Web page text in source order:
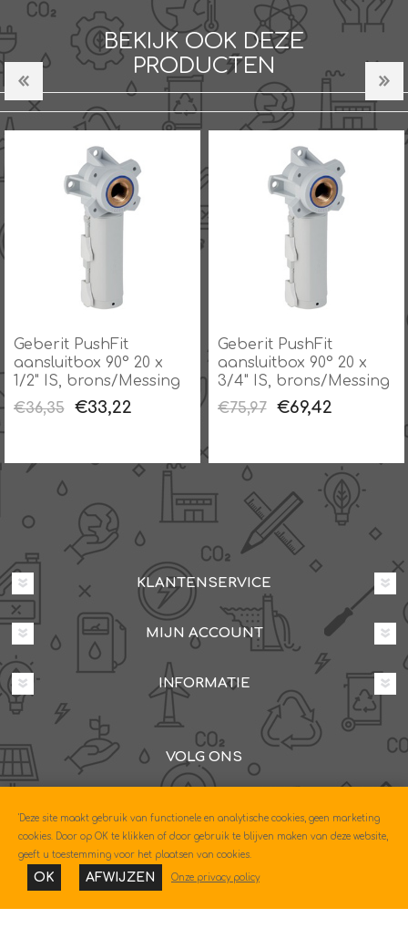
BEKIJK OOK DEZE
PRODUCTEN
Geberit PushFit
aansluitbox 90° 20 x
1/2" IS, brons/Messing
€36,35
€33,22
Geberit PushFit
aansluitbox 90° 20 x
3/4" IS, brons/Messing
€75,97
€69,42
KLANTENSERVICE
MIJN ACCOUNT
INFORMATIE
VOLG ONS
085-0604630
'Deze site maakt gebruik van functionele en analytische cookies, geen marketing
cookies. Door op OK te klikken of door gebruik te blijven maken van deze website,
geeft u toestemming voor het plaatsen van cookies.
OK AFWIJZEN Onze privacy policy